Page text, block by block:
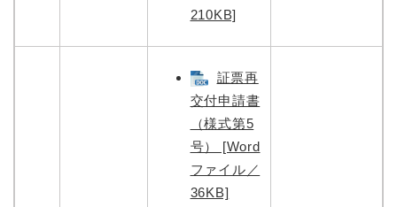
210KB]
証票再
交付申請書
（様式第5
号） [Word
ファイル／
36KB]